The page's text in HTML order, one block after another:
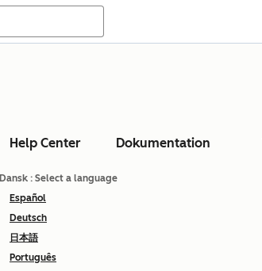
Help Center Dokumentation
Dansk : Select a language
Español
Deutsch
日本語
Português